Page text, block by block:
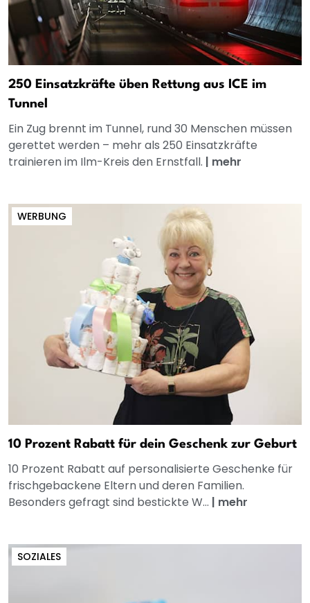
250 Einsatzkräfte üben Rettung aus ICE im
Tunnel
Ein Zug brennt im Tunnel, rund 30 Menschen müssen
gerettet werden – mehr als 250 Einsatzkräfte
trainieren im Ilm-Kreis den Ernstfall. | mehr
WERBUNG
10 Prozent Rabatt für dein Geschenk zur Geburt
10 Prozent Rabatt auf personalisierte Geschenke für
frischgebackene Eltern und deren Familien.
Besonders gefragt sind bestickte W... | mehr
SOZIALES